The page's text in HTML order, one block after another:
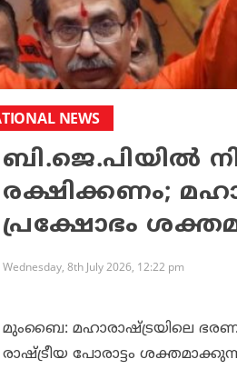
NEWS
ബി.ജെ.പിയില്‍
രക്ഷിക്കണം;
പ്രക്ഷോഭം
Wednesday, 8th July 2026, 12:22 pm
മുംബൈ: മഹാരാഷ്ട്രയിലെ
രാഷ്ട്രീയ പോരാട്ടം